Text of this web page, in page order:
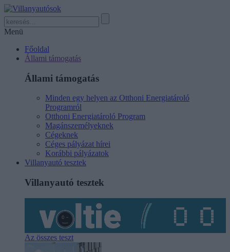
Menü
Főoldal
Állami támogatás
Állami támogatás
Minden egy helyen az Otthoni Energiatároló
Programról
Otthoni Energiatároló Program
Magánszemélyeknek
Cégeknek
Céges pályázat hírei
Korábbi pályázatok
Villanyautó tesztek
Villanyautó tesztek
Az összes teszt